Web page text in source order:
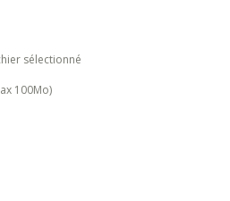
sélectionné
100Mo)